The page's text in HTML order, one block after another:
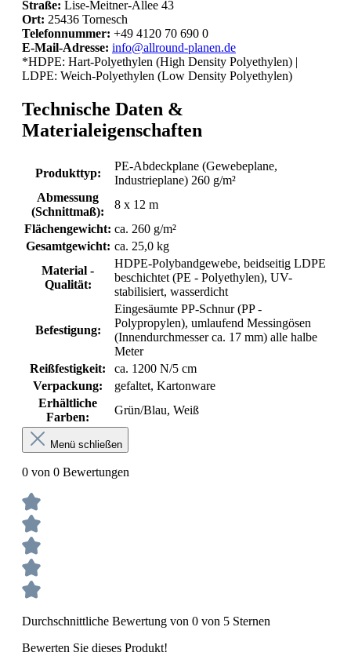
Straße: Lise-Meitner-Allee 43
Ort: 25436 Tornesch
Telefonnummer: +49 4120 70 690 0
E-Mail-Adresse: info@allround-planen.de
*HDPE: Hart-Polyethylen (High Density Polyethylen) |
LDPE: Weich-Polyethylen (Low Density Polyethylen)
Technische Daten &
Materialeigenschaften
Produkttyp:
PE-Abdeckplane (Gewebeplane,
Industrieplane) 260 g/m²
Abmessung
(Schnittmaß):
8 x 12 m
Flächengewicht: ca. 260 g/m²
Gesamtgewicht: ca. 25,0 kg
Material -
Qualität:
HDPE-Polybandgewebe, beidseitig LDPE
beschichtet (PE - Polyethylen), UV-
stabilisiert, wasserdicht
Befestigung:
Eingesäumte PP-Schnur (PP -
Polypropylen), umlaufend Messingösen
(Innendurchmesser ca. 17 mm) alle halbe
Meter
Reißfestigkeit:
ca. 1200 N/5 cm
Verpackung:
gefaltet, Kartonware
Erhältliche
Farben:
Grün/Blau, Weiß
Menü schließen
0 von 0 Bewertungen
Durchschnittliche Bewertung von 0 von 5 Sternen
Bewerten Sie dieses Produkt!